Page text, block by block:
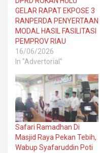
GELAR RAPAT EKPOSE 3
RANPERDA PENYERTAAN
MODAL HASIL FASILITASI
PEMPROV RIAU
16/06/2026
In "Advertorial"
Safari Ramadhan Di
Masjid Raya Pekan Tebih,
Wabup Syafaruddin Poti